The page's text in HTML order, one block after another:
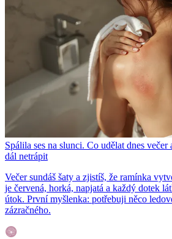
Spálila ses na slunci. Co udělat dnes
dál netrápit
Večer sundáš šaty a zjistíš, že ramínka
je červená, horká, napjatá a každý dotek
útok. První myšlenka: potřebuji něco
zázračného.